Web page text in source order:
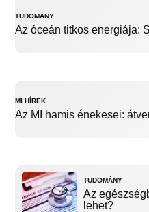
TUDOMÁNY
Az óceán titkos energiája:
MI HÍREK
Az MI hamis énekesei:
TUDOMÁNY
Az
lehet?